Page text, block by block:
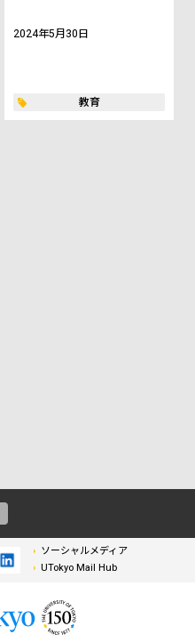
2024年5月30日
教育
ソーシャルメディア
UTokyo Mail Hub